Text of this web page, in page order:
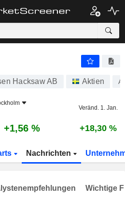
Hacksaw AB Aktien
Veränd. 1. Jan.
+1,56 % +18,30 %
Nachrichten
Wichtige